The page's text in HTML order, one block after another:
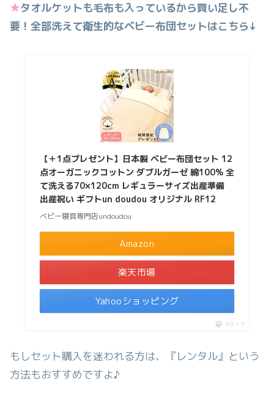
★タオルケットも毛布も入っているから買い足し不
要！全部洗えて衛生的なベビー布団セットはこちら↓
【＋1点プレゼント】日本製 ベビー布団セット 12
点オーガニックコットン ダブルガーゼ 綿100% 全
て洗える70×120cm レギュラーサイズ出産準備
出産祝い ギフトun doudou オリジナル RF12
ベビー寝具専門店undoudou
Amazon
楽天市場
Yahooショッピング
ポチップ
もしセット購入を迷われる方は、『レンタル』という
方法もおすすめですよ♪